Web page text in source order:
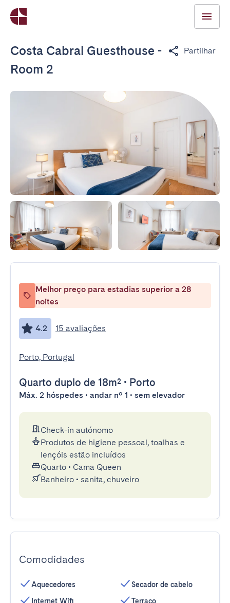
Costa Cabral Guesthouse -
Room 2
Partilhar
Melhor preço para estadias superior a 28
noites
4.2 15 avaliações
Porto, Portugal
Quarto duplo de 18m² • Porto
Máx. 2 hóspedes • andar nº 1 • sem elevador
Check-in autónomo
Produtos de higiene pessoal, toalhas e
lençóis estão incluídos
Quarto • Cama Queen
Banheiro • sanita, chuveiro
Comodidades
Aquecedores
Internet Wifi
Secador de cabelo
Terraço